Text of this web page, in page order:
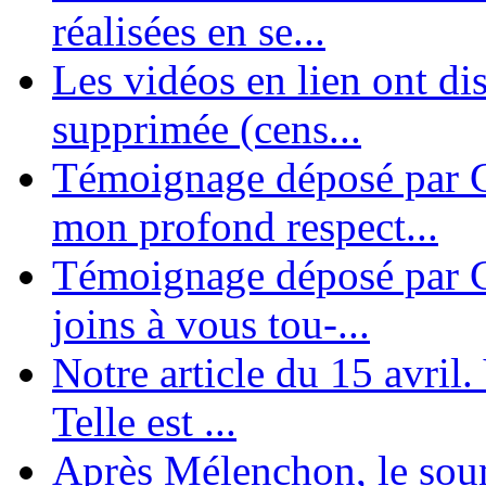
réalisées en se...
Les vidéos en lien ont
supprimée (cens...
Témoignage déposé par
mon profond respect...
Témoignage déposé par
joins à vous tou-...
Notre article du 15 avril.
Telle est ...
Après Mélenchon, le